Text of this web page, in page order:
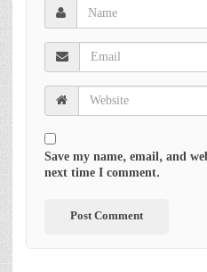
Save my name, email, and
next time I comment.